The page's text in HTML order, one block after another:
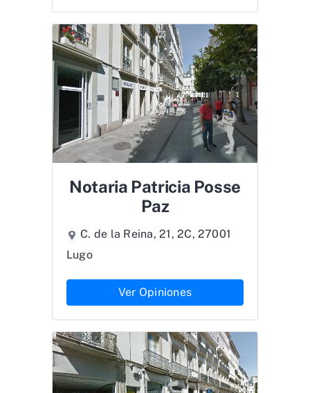
Notaria Patricia Posse
Paz
C. de la Reina, 21, 2C, 27001
Lugo
Ver Opiniones